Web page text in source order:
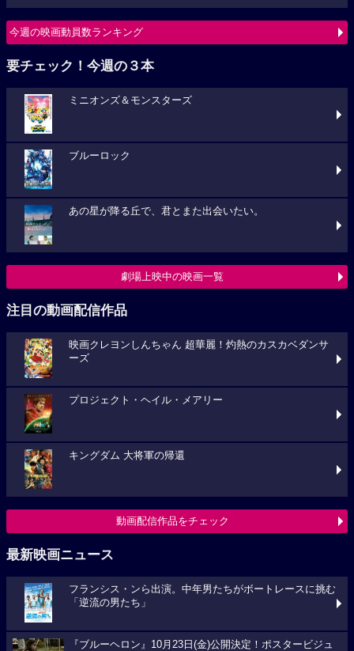
今週の映画動員数ランキング
要チェック！今週の３本
ミニオンズ＆モンスターズ
ブルーロック
あの星が降る丘で、君とまた出会いたい。
劇場上映中の映画一覧
注目の動画配信作品
映画クレヨンしんちゃん 超華麗！灼熱のカスカベダンサ
ーズ
プロジェクト・ヘイル・メアリー
キングダム 大将軍の帰還
動画配信作品をチェック
最新映画ニュース
フランシス・ンら出演。中年男たちがボートレースに挑む
「逆流の男たち」
『ブルーヘロン』10月23日(金)公開決定！ポスタービジュ